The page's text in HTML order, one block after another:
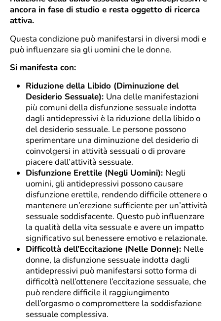
ancora in fase di studio e resta oggetto di ricerca
attiva.
Questa condizione può manifestarsi in diversi modi e
può influenzare sia gli uomini che le donne.
Si manifesta con:
Riduzione della Libido (Diminuzione del
Desiderio Sessuale): Una delle manifestazioni
più comuni della disfunzione sessuale indotta
dagli antidepressivi è la riduzione della libido o
del desiderio sessuale. Le persone possono
sperimentare una diminuzione del desiderio di
coinvolgersi in attività sessuali o di provare
piacere dall’attività sessuale.
Disfunzione Erettile (Negli Uomini): Negli
uomini, gli antidepressivi possono causare
disfunzione erettile, rendendo difficile ottenere o
mantenere un’erezione sufficiente per un’attività
sessuale soddisfacente. Questo può influenzare
la qualità della vita sessuale e avere un impatto
significativo sul benessere emotivo e relazionale.
Difficoltà dell’Eccitazione (Nelle Donne): Nelle
donne, la disfunzione sessuale indotta dagli
antidepressivi può manifestarsi sotto forma di
difficoltà nell’ottenere l’eccitazione sessuale, che
può rendere difficile il raggiungimento
dell’orgasmo o compromettere la soddisfazione
sessuale complessiva.